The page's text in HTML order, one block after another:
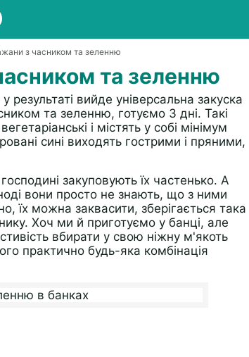
з часником та зеленню
та зеленню
результаті вийде універсальна закуска
та зеленню, готуємо 3 дні. Такі
і містять у собі мінімум
сині виходять гострими і пряними,
закуповують їх частенько. А
вони просто не знають, що з ними
їх можна заквасити, зберігається така
Хоч ми й приготуємо у банці, але
вбирати у свою ніжну м'якоть
практично будь-яка комбінація